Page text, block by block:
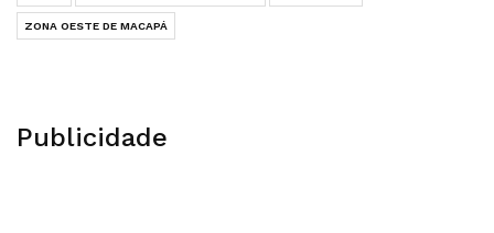
ZONA OESTE DE MACAPÁ
Publicidade